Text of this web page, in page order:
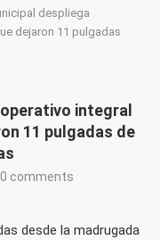
despliega
dejaron 11 pulgadas
integral
11 pulgadas de
0 comments
desde la madrugada